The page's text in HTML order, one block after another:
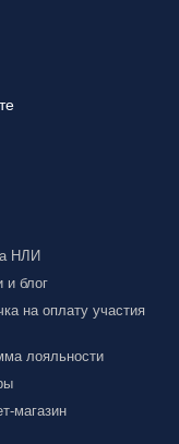
НЛИ
и блог
на оплату участия
лояльности
магазин